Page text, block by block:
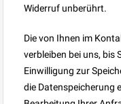
Widerruf unberührt.
Die von Ihnen im
verbleiben bei uns, bis
Einwilligung zur
die Datenspeicherung